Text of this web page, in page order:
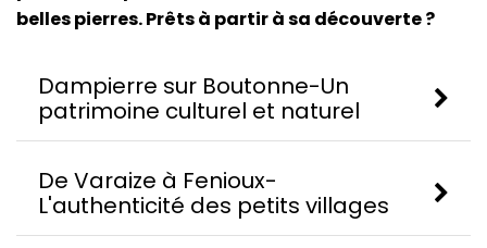
belles pierres. Prêts à partir à sa découverte ?
Dampierre sur Boutonne-Un
patrimoine culturel et naturel
De Varaize à Fenioux-
L'authenticité des petits villages